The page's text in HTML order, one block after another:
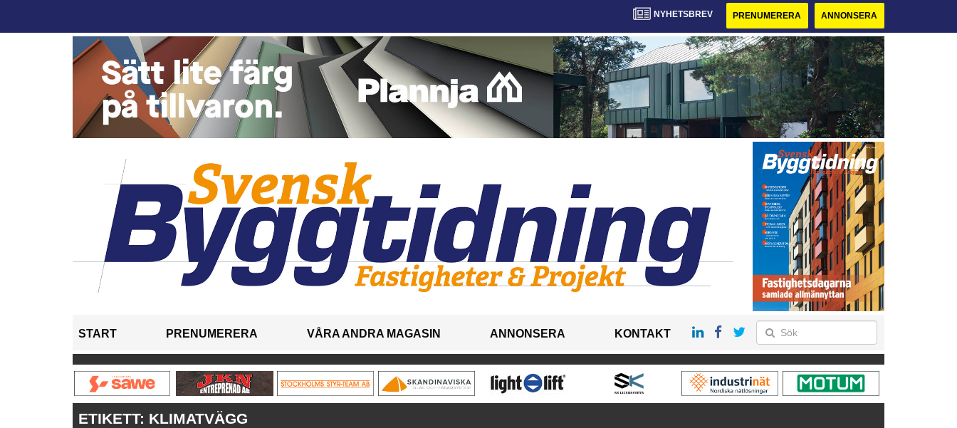
NYHETSBREV PRENUMERERA ANNONSERA
START PRENUMERERA VÅRA ANDRA MAGASIN ANNONSERA KONTAKT
ETIKETT: KLIMATVÄGG